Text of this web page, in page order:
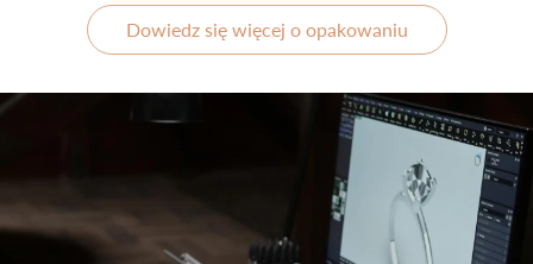
Dowiedz się więcej o opakowaniu